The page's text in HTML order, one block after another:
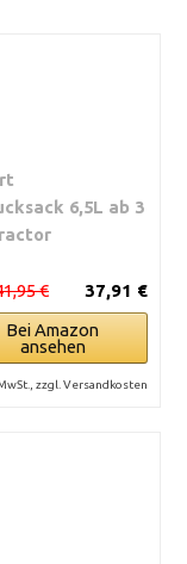
6,5L ab 3
37,91 €
€
Bei Amazon
ansehen
zzgl. Versandkosten